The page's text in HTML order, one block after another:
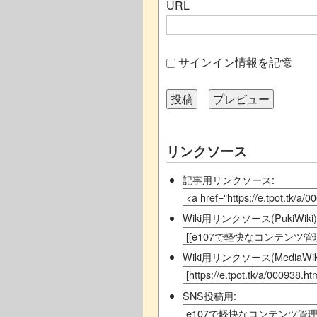
URL
サインイン情報を記憶
リンクソース
記事用リンクソース:
Wiki用リンクソース
Wiki用リンクソース
SNS投稿用: